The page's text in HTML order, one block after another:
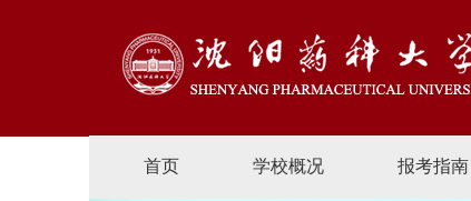
首页 学校概况 报考指南